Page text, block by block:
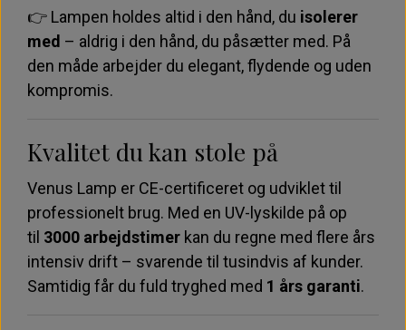
👉 Lampen holdes altid i den hånd, du isolerer
med – aldrig i den hånd, du påsætter med. På
den måde arbejder du elegant, flydende og uden
kompromis.
Kvalitet du kan stole på
Venus Lamp er CE-certificeret og udviklet til
professionelt brug. Med en UV-lyskilde på op
til 3000 arbejdstimer kan du regne med flere års
intensiv drift – svarende til tusindvis af kunder.
Samtidig får du fuld tryghed med 1 års garanti.